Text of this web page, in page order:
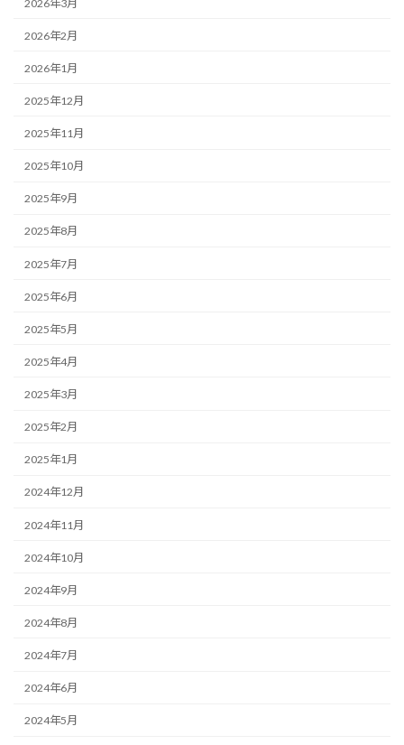
2026年3月
2026年2月
2026年1月
2025年12月
2025年11月
2025年10月
2025年9月
2025年8月
2025年7月
2025年6月
2025年5月
2025年4月
2025年3月
2025年2月
2025年1月
2024年12月
2024年11月
2024年10月
2024年9月
2024年8月
2024年7月
2024年6月
2024年5月